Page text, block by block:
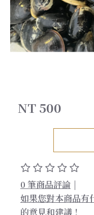
0 筆商品評論 |
如果您對本商品有
的意見和建議！
NT 500